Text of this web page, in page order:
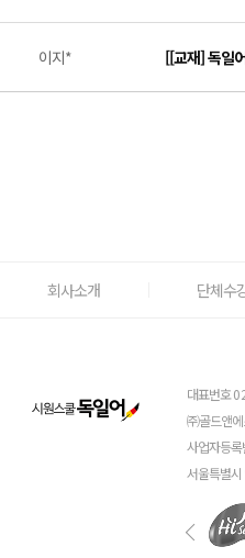
이지* [[교재] 독일
회사소개 단체수
대표번호
㈜골드앤
사업자등
서울특별